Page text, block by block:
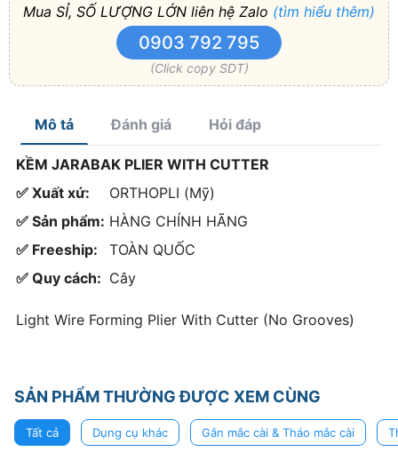
Mua SỈ, SỐ LƯỢNG LỚN liên hệ Zalo (tìm hiểu thêm)
0903 792 795
(Click copy SDT)
Mô tả Đánh giá Hỏi đáp
KỀM JARABAK PLIER WITH CUTTER
✅ Xuất xứ:
ORTHOPLI (Mỹ)
✅ Sản phẩm: HÀNG CHÍNH HÃNG
✅ Freeship:
TOÀN QUỐC
✅ Quy cách: Cây
Light Wire Forming Plier With Cutter (No Grooves)
SẢN PHẨM THƯỜNG ĐƯỢC XEM CÙNG
Tất cả Dụng cụ khác Gắn mắc cài & Tháo mắc cài